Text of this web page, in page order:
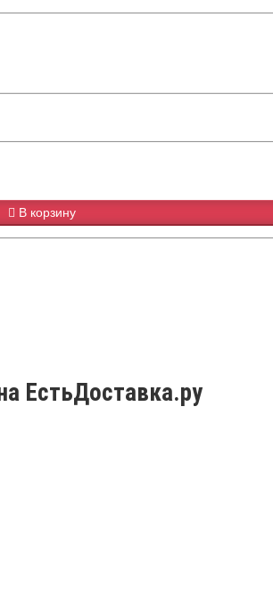
В корзину
ЕстьДоставка.ру